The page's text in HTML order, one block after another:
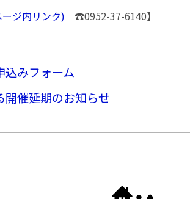
ジ内リンク) ☎0952-37-6140】
込みフォーム
催延期のお知らせ